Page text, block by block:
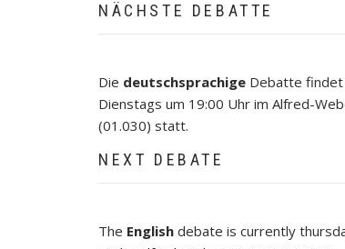
NÄCHSTE DEBATTE
Die deutschsprachige Debatte findet
Dienstags um 19:00 Uhr im Alfred-
(01.030) statt.
NEXT DEBATE
The English debate is currently